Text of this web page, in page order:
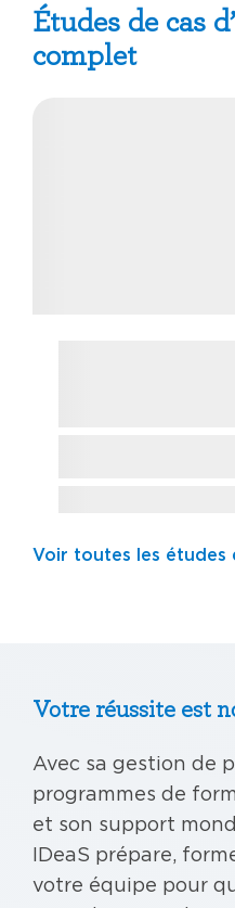
Études de cas
complet
Voir toutes les études
Votre réussite est
Avec sa gestion de
programmes de
et son support
IDeaS prépare,
votre équipe pour